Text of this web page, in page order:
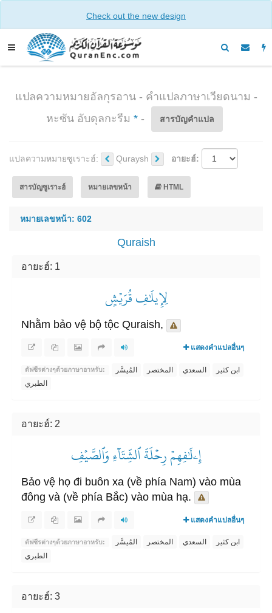
Check out the new design
แปล​ความหมาย​อัลกุรอาน​ - คำแปลภาษาเวียดนาม -
หะซัน อับดุลกะรีม *- สารบัญ​คำแปล
แปลความหมาย​ ซูเราะฮ์: Quraysh อายะฮ์:
สารบัญซูเราะฮ์ หมายเลขหน้า HTML
หมายเลขหน้า: 602
Quraish
อายะฮ์: 1
لِإِيلَٰفِ قُرَيۡشٍ
Nhằm bảo vệ bộ tộc Quraish,
แสดงคำแปลอื่นๆ
ตัฟซีรต่างๆด้วย​ภาษาอาหรับ: المُيسَّر المختصر السعدي
ابن كثير
الطبري
อายะฮ์: 2
إِۦلَٰفِهِمۡ رِحۡلَةَ ٱلشِّتَآءِ وَٱلصَّيۡفِ
Bảo vệ họ đi buôn xa (về phía Nam) vào mùa
đông và (về phía Bắc) vào mùa hạ.
แสดงคำแปลอื่นๆ
ตัฟซีรต่างๆด้วย​ภาษาอาหรับ: المُيسَّر المختصر السعدي
ابن كثير
الطبري
อายะฮ์: 3